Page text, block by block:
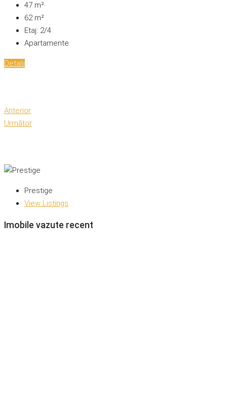
47 m²
62m²
Etaj: 2/4
Apartamente
Detalii
Anterior
Următor
Prestige
View Listings
Imobile vazute recent